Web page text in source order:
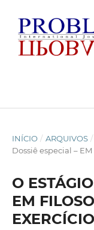
INÍCIO / ARQUIVOS /
Dossiê especial –
O
EM